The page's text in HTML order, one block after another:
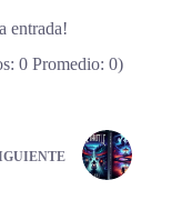
entrada!
0Promedio: 0)